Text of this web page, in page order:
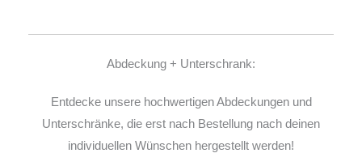
Abdeckung + Unterschrank:
Entdecke unsere hochwertigen Abdeckungen und
Unterschränke, die erst nach Bestellung nach deinen
individuellen Wünschen hergestellt werden!